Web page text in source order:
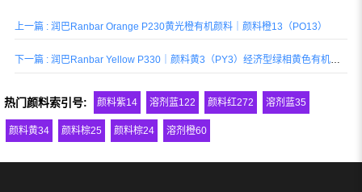
纸、皮鞋油等产...
上一篇 : 润巴Ranbar Orange P230黄光橙有机颜料｜颜料橙13（PO13）
下一篇 : 润巴Ranbar Yellow P330｜颜料黄3（PY3）经济型绿相黄色有机颜料
热门颜料索引号: 颜料紫14 溶剂蓝122 颜料红272 溶剂蓝35
颜料黄34 颜料棕25 颜料棕24 溶剂橙60